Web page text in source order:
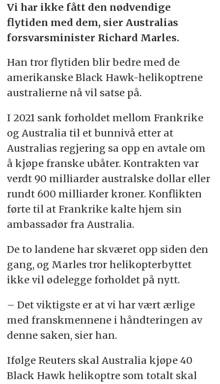
Vi har ikke fått den nødvendige
flytiden med dem, sier Australias
forsvarsminister Richard Marles.
Han tror flytiden blir bedre med de
amerikanske Black Hawk-helikoptrene
australierne nå vil satse på.
I 2021 sank forholdet mellom Frankrike
og Australia til et bunnivå etter at
Australias regjering sa opp en avtale om
å kjøpe franske ubåter. Kontrakten var
verdt 90 milliarder australske dollar eller
rundt 600 milliarder kroner. Konflikten
førte til at Frankrike kalte hjem sin
ambassadør fra Australia.
De to landene har skværet opp siden den
gang, og Marles tror helikopterbyttet
ikke vil ødelegge forholdet på nytt.
– Det viktigste er at vi har vært ærlige
med franskmennene i håndteringen av
denne saken, sier han.
Ifølge Reuters skal Australia kjøpe 40
Black Hawk helikoptre som totalt skal